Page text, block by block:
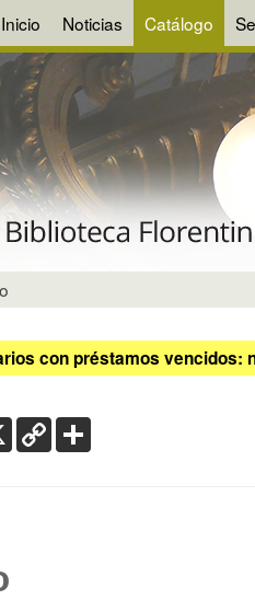
Inicio Noticias Catálogo
con préstamos vencidos:
X Copy
Link